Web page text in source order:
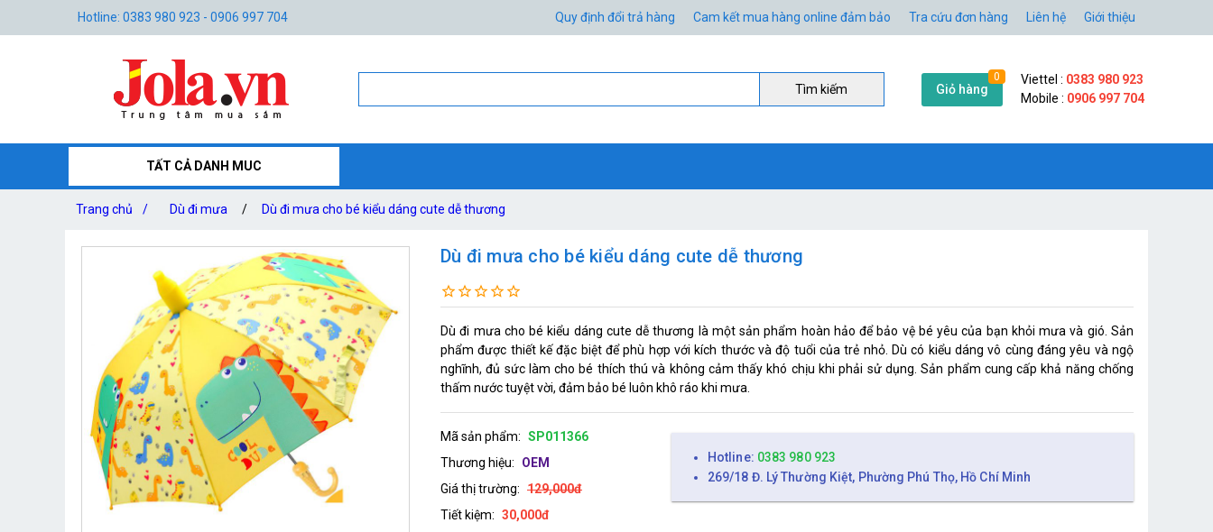
Hotline: 0383 980 923 - 0906 997 704 Quy định đổi trả hàng Cam kết mua hàng online đảm bảo Tra cứu đơn hàng Liên hệ Giới thiệu
Tìm kiếm Giỏ hàng
0 Viettel : 0383 980 923
Mobile : 0906 997 704
TẤT CẢ DANH MUC
Trang chủ / Dù đi mưa / Dù đi mưa cho bé kiểu dáng cute dễ thương
Dù đi mưa cho bé kiểu dáng cute dễ thương
Dù đi mưa cho bé kiểu dáng cute dễ thương là một sản phẩm hoàn hảo để bảo vệ bé yêu của bạn khỏi mưa và gió. Sản
phẩm được thiết kế đặc biệt để phù hợp với kích thước và độ tuổi của trẻ nhỏ. Dù có kiểu dáng vô cùng đáng yêu và ngộ
nghĩnh, đủ sức làm cho bé thích thú và không cảm thấy khó chịu khi phải sử dụng. Sản phẩm cung cấp khả năng chống
thấm nước tuyệt vời, đảm bảo bé luôn khô ráo khi mưa.
Mã sản phẩm: SP011366
Thương hiệu:
OEM
Giá thị trường: 129,000đ
Tiết kiệm: 30,000đ
Hotline: 0383 980 923
269/18 Đ. Lý Thường Kiệt, Phường Phú Thọ, Hồ Chí Minh